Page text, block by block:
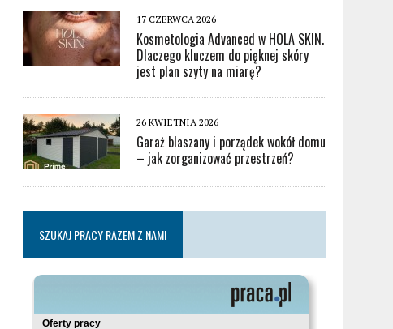
17 CZERWCA 2026
Kosmetologia Advanced w HOLA SKIN.
Dlaczego kluczem do pięknej skóry
jest plan szyty na miarę?
26 KWIETNIA 2026
Garaż blaszany i porządek wokół domu
– jak zorganizować przestrzeń?
SZUKAJ PRACY RAZEM Z NAMI